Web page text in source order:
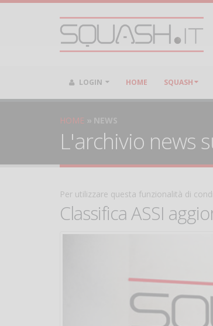
LOGIN HOME SQUASH
HOME NEWS
L'archivio news
Per utilizzare questa funzionalità di
Classifica ASSI